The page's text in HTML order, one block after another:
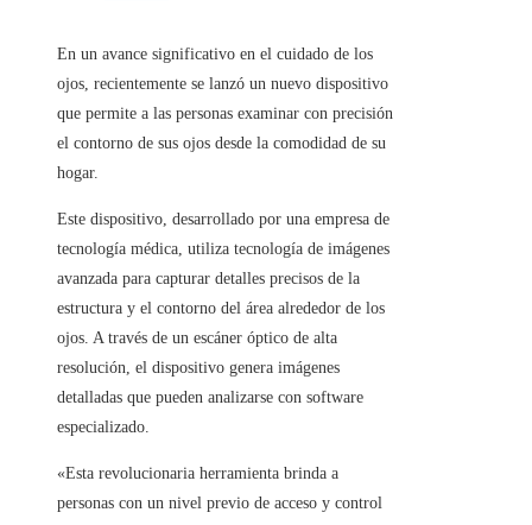
En un avance significativo en el cuidado de los
ojos, recientemente se lanzó un nuevo dispositivo
que permite a las personas examinar con precisión
el contorno de sus ojos desde la comodidad de su
hogar.
Este dispositivo, desarrollado por una empresa de
tecnología médica, utiliza tecnología de imágenes
avanzada para capturar detalles precisos de la
estructura y el contorno del área alrededor de los
ojos. A través de un escáner óptico de alta
resolución, el dispositivo genera imágenes
detalladas que pueden analizarse con software
especializado.
«Esta revolucionaria herramienta brinda a
personas con un nivel previo de acceso y control